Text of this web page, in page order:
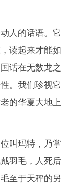
人的话语。它
读起来才能如
话在无数龙之
。我们珍视它
的华夏大地上
叫玛特，乃掌
羽毛，人死后
至于天秤的另